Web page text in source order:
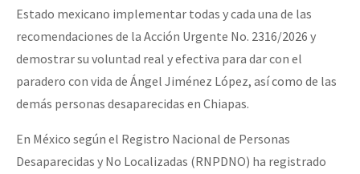
Estado mexicano implementar todas y cada una de las
recomendaciones de la Acción Urgente No. 2316/2026 y
demostrar su voluntad real y efectiva para dar con el
paradero con vida de Ángel Jiménez López, así como de las
demás personas desaparecidas en Chiapas.
En México según el Registro Nacional de Personas
Desaparecidas y No Localizadas (RNPDNO) ha registrado